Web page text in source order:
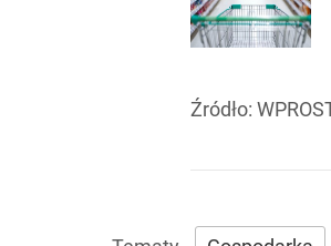
Źródło: